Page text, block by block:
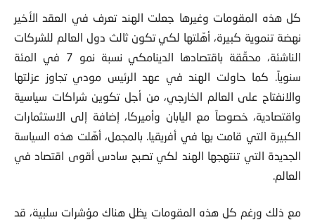
كل هذه المقومات وغيرها جعلت الهند تعرف في العقد الأخير
نهضة تنموية كبيرة، أهّلتها لكي تكون ثالث دول العالم للشركات
الناشئة، محقّقة باقتصادها الدينامكي نسبة نمو 7 في المئة
سنوياً. كما حاولت الهند في عهد الرئيس مودي تجاوز عزلتها
والانفتاح على العالم الخارجي، من أجل تكوين شراكات سياسية
واقتصادية، خصوصاً مع اليابان وأميركا، إضافة إلى الاستثمارات
الكبيرة التي قامت بها في أفريقيا. بالمجمل، أهّلت هذه السياسة
الجديدة التي تنتهجها الهند لكي تصبح سادس أقوى اقتصاد في
العالم.
مع ذلك ورغم كل هذه المقومات يظل هناك مؤشرات سلبية، قد